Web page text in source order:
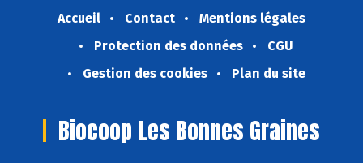
Accueil Contact
Mentions légales
Protection des données
CGU
Gestion des cookies
Plan du site
Biocoop Les Bonnes Graines